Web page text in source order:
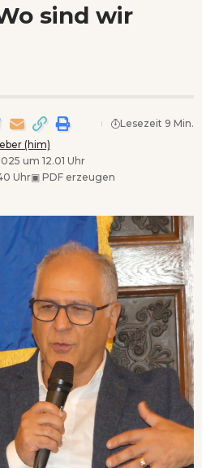
sind wir
(him)
um 12.01 Uhr
Uhr▣ PDF erzeugen
Lesezeit 9 Min.